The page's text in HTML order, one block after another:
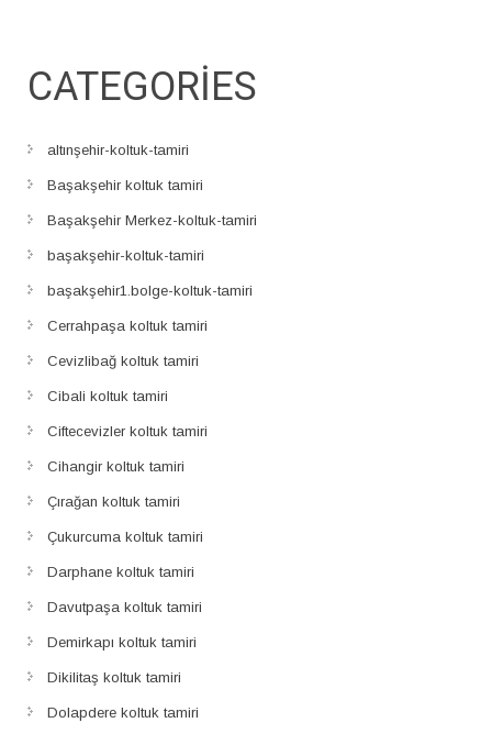
CATEGORIES
altınşehir-koltuk-tamiri
Başakşehir koltuk tamiri
Başakşehir Merkez-koltuk-tamiri
başakşehir-koltuk-tamiri
başakşehir1.bolge-koltuk-tamiri
Cerrahpaşa koltuk tamiri
Cevizlibağ koltuk tamiri
Cibali koltuk tamiri
Ciftecevizler koltuk tamiri
Cihangir koltuk tamiri
Çırağan koltuk tamiri
Çukurcuma koltuk tamiri
Darphane koltuk tamiri
Davutpaşa koltuk tamiri
Demirkapı koltuk tamiri
Dikilitaş koltuk tamiri
Dolapdere koltuk tamiri